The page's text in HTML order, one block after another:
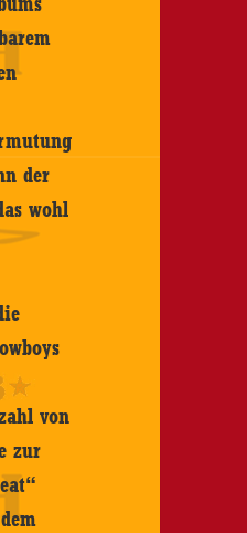
der
wohl
von
zur